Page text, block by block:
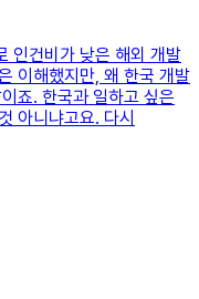
인건비가 낮은 해외 개발
이해했지만, 왜 한국 개발
죠. 한국과 일하고 싶은
아니냐고요. 다시